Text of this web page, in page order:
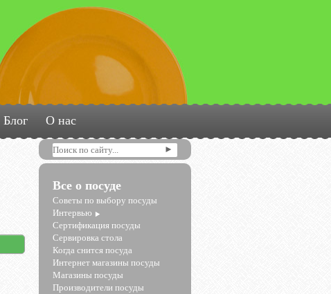
Блог О нас
Все о посуде
Советы по выбору посуды
Интервью
Сертификация посуды
Сервировка стола
Когда снится посуда
Интернет магазины посуды
Магазины посуды
Производители посуды